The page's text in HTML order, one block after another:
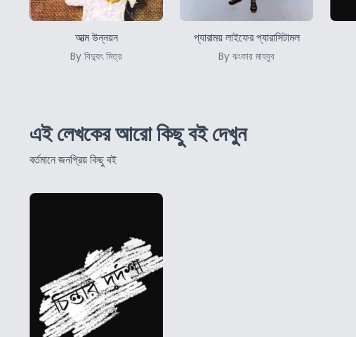
আত্ম উন্নয়ন
By বিদ্যুৎ মিত্র
প্যারাময় লাইফের প্যারাসিটামল
By ঝংকার মাহবুব
এই লেখকের আরো কিছু বই দেখুন
বর্তমানে জনপ্রিয় কিছু বই